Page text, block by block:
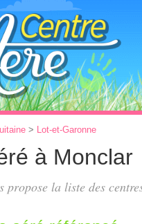
> Lot-et-Garonne
à Monclar
propose la liste des